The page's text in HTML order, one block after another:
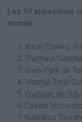
Les 10 attractions
monde :
Alton Towers,
Thermes
Siam Park de
Marché Time
Fontaine de
Casino
Guinness